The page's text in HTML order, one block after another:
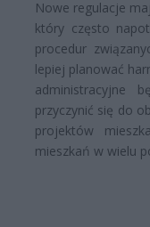
Nowe regulacje
który często
procedur
lepiej planować
administracyjne
przyczynić się do
projektów
mieszkań w wielu